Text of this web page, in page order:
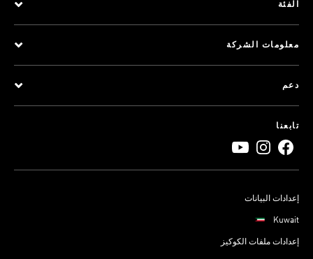
الفئة
معلومات الشركة
دعم
تابعنا
إعدادات البيانات
Kuwait
إعدادات ملفات الكوكيز